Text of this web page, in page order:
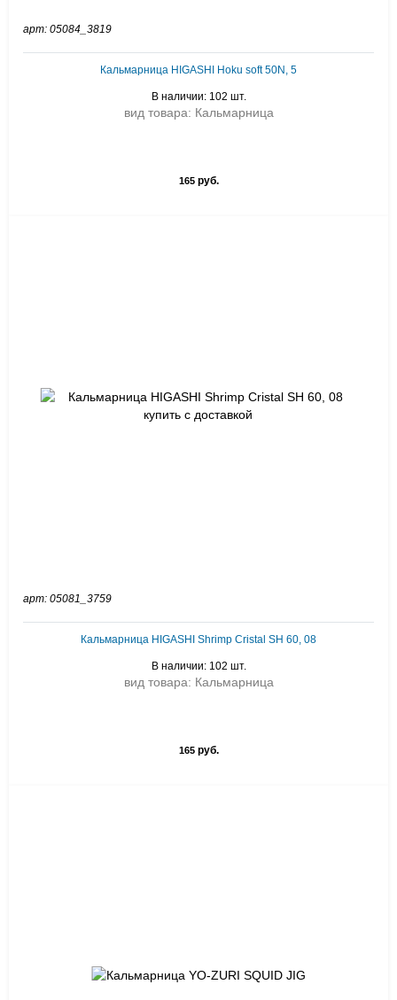
арт: 05084_3819
Кальмарница HIGASHI Hoku soft 50N, 5
В наличии: 102 шт.
вид товара: Кальмарница
165руб.
арт: 05081_3759
Кальмарница HIGASHI Shrimp Cristal SH 60, 08
В наличии: 102 шт.
вид товара: Кальмарница
165руб.